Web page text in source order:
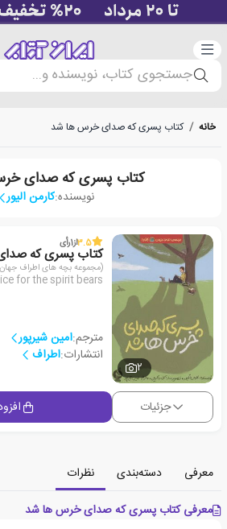
دسته‌بندی
جستجوی کتاب، نویسنده و...
خانه / کتاب پسری که صدای خرس ها شد
کتاب پسری که صدای
نویسنده:کارمن الیور
2
3.5از1رأی
کتاب پسری که
(مجموعه بچه های اطراف
for the spirit bears
مترجم:امین شیرپور
انتشارات:اطراف
جزئیات
معرفی دسته‌بندی
نظرات
معرفی کتاب پسری که صدای خرس ها شد